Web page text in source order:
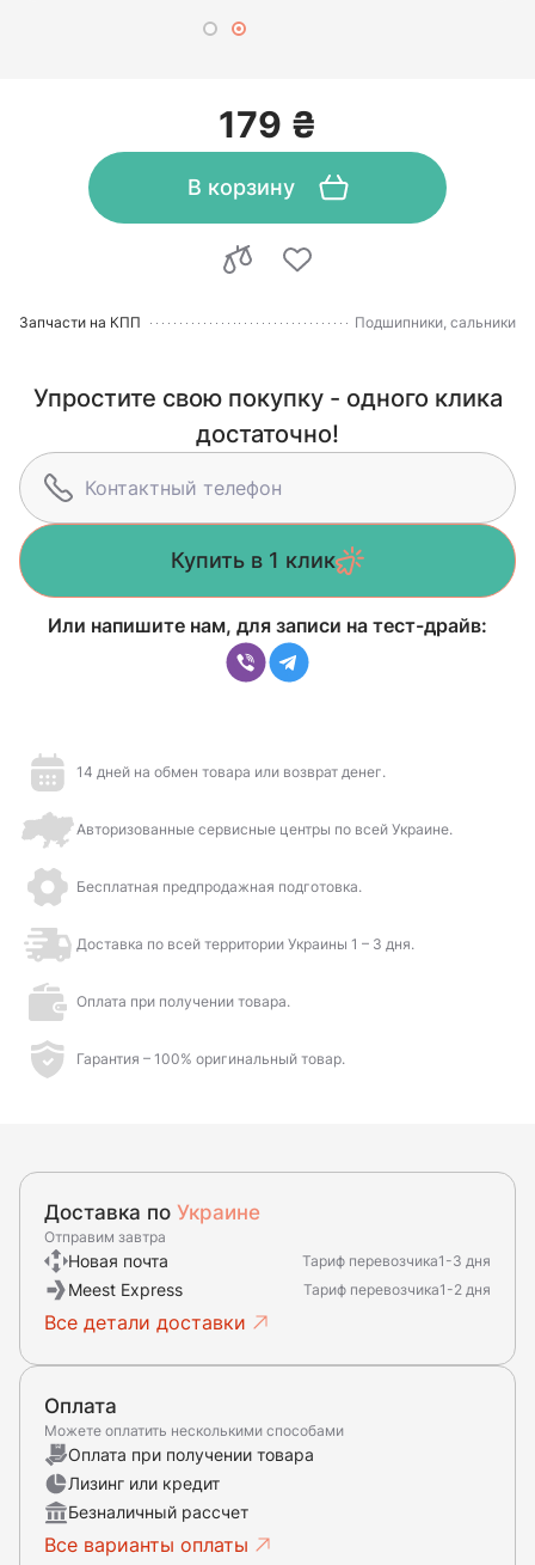
179 ₴
В корзину
Запчасти на КПП Подшипники, сальники
Упростите свою покупку - одного клика
достаточно!
Купить в 1 клик
Или напишите нам, для записи на тест-драйв:
14 дней на обмен товара или возврат денег.
Авторизованные сервисные центры по всей Украине.
Бесплатная предпродажная подготовка.
Доставка по всей территории Украины 1 – 3 дня.
Оплата при получении товара.
Гарантия – 100% оригинальный товар.
Доставка по Украине
Отправим завтра
Новая почта Тариф перевозчика1-3 дня
Meest Express Тариф перевозчика1-2 дня
Все детали доставки
Оплата
Можете оплатить несколькими способами
Оплата при получении товара
Лизинг или кредит
Безналичный рассчет
Все варианты оплаты